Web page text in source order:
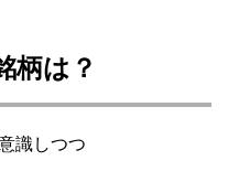
柄は？
識しつつ